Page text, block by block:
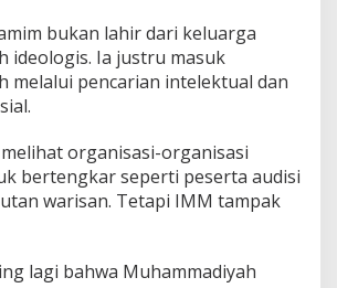
bukan lahir dari keluarga
ideologis. Ia justru masuk
melalui pencarian intelektual dan
organisasi-organisasi
bertengkar seperti peserta audisi
warisan. Tetapi IMM tampak
lagi bahwa Muhammadiyah